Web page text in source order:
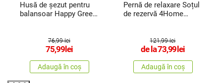
Husă de șezut pentru
balansoar Happy Green
76,99 lei
75,99lei
Adaugă în coș
Pernă de relaxare Soțul
de rezervă 4Home
121,99 lei
de la73,99lei
Adaugă în coș